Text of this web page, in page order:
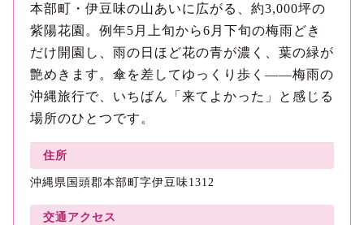
本部町・伊豆味の山あいに広がる、約3,000坪の
紫陽花園。例年5月上旬から6月下旬の梅雨どき
だけ開園し、雨の日ほど花の青が濃く、葉の緑が
艶めきます。傘を差してゆっくり歩く——梅雨の
沖縄旅行で、いちばん「来てよかった」と感じる
場所のひとつです。
住所
沖縄県国頭郡本部町字伊豆味1312
交通アクセス